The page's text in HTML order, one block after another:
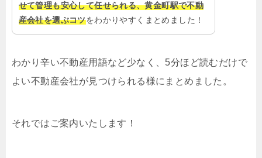
せて管理も安心して任せられる、黄金町駅で不動
産会社を選ぶコツをわかりやすくまとめました！
わかり辛い不動産用語など少なく、5分ほど読むだけで
よい不動産会社が見つけられる様にまとめました。
それではご案内いたします！